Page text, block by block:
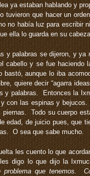
ya estaban hablando y
tuvieron que hacer un
no había luz para escribir
ella lo guarda en su
y palabras se dijeron, y
cabello y se fue haciendo
bastó, aunque lo iba
quiere decir “agarra
y palabras. Entonces la
y con las espinas y
piernas. Todo su cuerpo
edad, de juicio pues, que
O sea que sabe mucho.
les cuento lo que
digo lo que dijo la
problema que tenemos.